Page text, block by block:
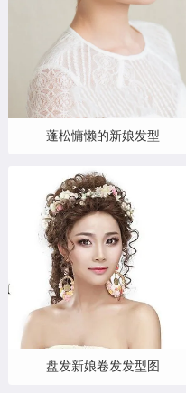
蓬松慵懒的新娘发型
盘发新娘卷发发型图